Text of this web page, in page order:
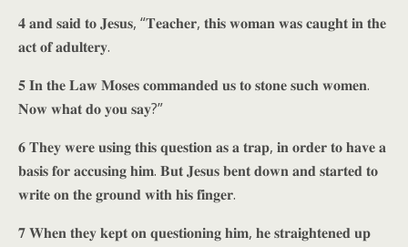
𝟒 𝐚𝐧𝐝 𝐬𝐚𝐢𝐝 𝐭𝐨 𝐉𝐞𝐬𝐮𝐬, “𝐓𝐞𝐚𝐜𝐡𝐞𝐫, 𝐭𝐡𝐢𝐬 𝐰𝐨𝐦𝐚𝐧 𝐰𝐚𝐬 𝐜𝐚𝐮𝐠𝐡𝐭 𝐢𝐧 𝐭𝐡𝐞
𝐚𝐜𝐭 𝐨𝐟 𝐚𝐝𝐮𝐥𝐭𝐞𝐫𝐲.
𝟓 𝐈𝐧 𝐭𝐡𝐞 𝐋𝐚𝐰 𝐌𝐨𝐬𝐞𝐬 𝐜𝐨𝐦𝐦𝐚𝐧𝐝𝐞𝐝 𝐮𝐬 𝐭𝐨 𝐬𝐭𝐨𝐧𝐞 𝐬𝐮𝐜𝐡 𝐰𝐨𝐦𝐞𝐧.
𝐍𝐨𝐰 𝐰𝐡𝐚𝐭 𝐝𝐨 𝐲𝐨𝐮 𝐬𝐚𝐲?”
𝟔 𝐓𝐡𝐞𝐲 𝐰𝐞𝐫𝐞 𝐮𝐬𝐢𝐧𝐠 𝐭𝐡𝐢𝐬 𝐪𝐮𝐞𝐬𝐭𝐢𝐨𝐧 𝐚𝐬 𝐚 𝐭𝐫𝐚𝐩, 𝐢𝐧 𝐨𝐫𝐝𝐞𝐫 𝐭𝐨 𝐡𝐚𝐯𝐞 𝐚
𝐛𝐚𝐬𝐢𝐬 𝐟𝐨𝐫 𝐚𝐜𝐜𝐮𝐬𝐢𝐧𝐠 𝐡𝐢𝐦. 𝐁𝐮𝐭 𝐉𝐞𝐬𝐮𝐬 𝐛𝐞𝐧𝐭 𝐝𝐨𝐰𝐧 𝐚𝐧𝐝 𝐬𝐭𝐚𝐫𝐭𝐞𝐝 𝐭𝐨
𝐰𝐫𝐢𝐭𝐞 𝐨𝐧 𝐭𝐡𝐞 𝐠𝐫𝐨𝐮𝐧𝐝 𝐰𝐢𝐭𝐡 𝐡𝐢𝐬 𝐟𝐢𝐧𝐠𝐞𝐫.
𝟕 𝐖𝐡𝐞𝐧 𝐭𝐡𝐞𝐲 𝐤𝐞𝐩𝐭 𝐨𝐧 𝐪𝐮𝐞𝐬𝐭𝐢𝐨𝐧𝐢𝐧𝐠 𝐡𝐢𝐦, 𝐡𝐞 𝐬𝐭𝐫𝐚𝐢𝐠𝐡𝐭𝐞𝐧𝐞𝐝 𝐮𝐩